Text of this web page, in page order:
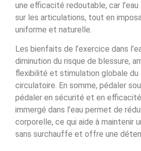
une efficacité redoutable, car
sur les articulations, tout en
uniforme et naturelle.
Les bienfaits de l’exercice dans
diminution du risque de blessure,
flexibilité et stimulation globale du
circulatoire. En somme, pédaler
pédaler en sécurité et en
immergé dans l’eau permet de
corporelle, ce qui aide à maintenir
sans surchauffe et offre une